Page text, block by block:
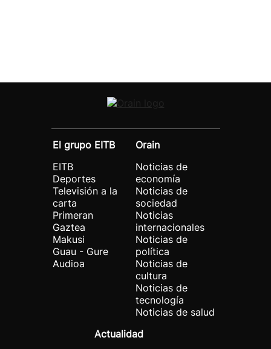
El grupo EITB
EITB
Deportes
Televisión a la
carta
Primeran
Gaztea
Makusi
Guau - Gure
Audioa
Orain
Noticias de
economía
Noticias de
sociedad
Noticias
internacionales
Noticias de
política
Noticias de
cultura
Noticias de
tecnología
Noticias de salud
Actualidad